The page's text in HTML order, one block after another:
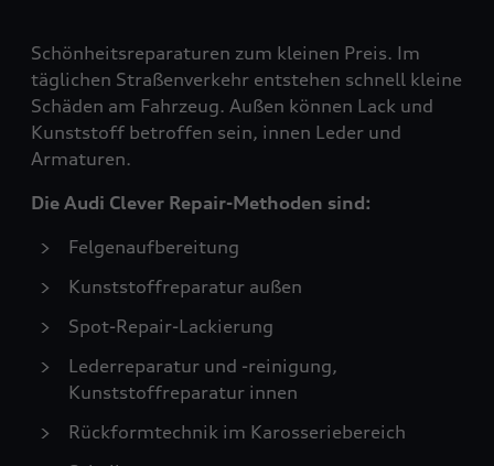
Schönheitsreparaturen zum kleinen Preis. Im
täglichen Straßenverkehr entstehen schnell kleine
Schäden am Fahrzeug. Außen können Lack und
Kunststoff betroffen sein, innen Leder und
Armaturen.
Die Audi Clever Repair-Methoden sind:
Felgenaufbereitung
Kunststoffreparatur außen
Spot-Repair-Lackierung
Lederreparatur und -reinigung,
Kunststoffreparatur innen
Rückformtechnik im Karosseriebereich